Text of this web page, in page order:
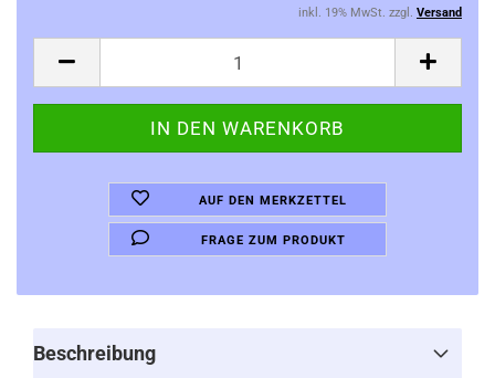
inkl. 19% MwSt. zzgl. Versand
AUF DEN MERKZETTEL
FRAGE ZUM PRODUKT
Beschreibung